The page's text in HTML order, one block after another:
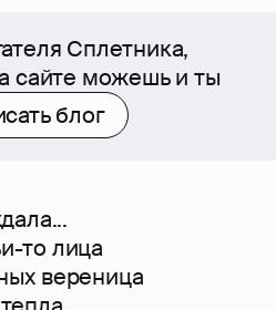
Сплетника,
сайте можешь и ты
блог
то лица
вереница